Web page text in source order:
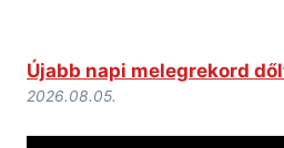
Újabb napi melegrekord
2026.08.05.